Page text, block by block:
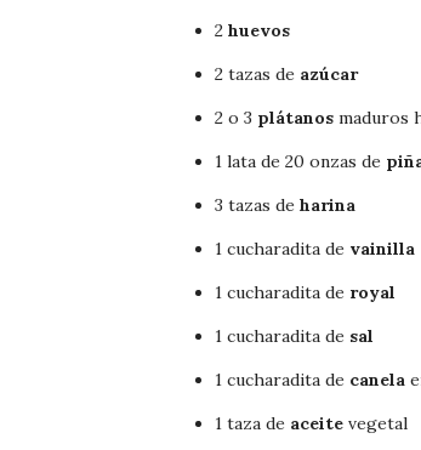
2 huevos
2 tazas de azúcar
2 o 3 plátanos maduros
1 lata de 20 onzas de
3 tazas de harina
1 cucharadita de vainilla
1 cucharadita de royal
1 cucharadita de sal
1 cucharadita de canela
1 taza de aceite vegetal